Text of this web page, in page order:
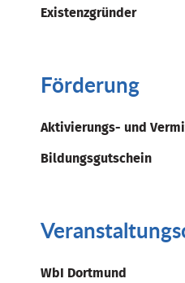
Existenzgründer
Förderung
Aktivierungs- und
Bildungsgutschein
WbI Dortmund